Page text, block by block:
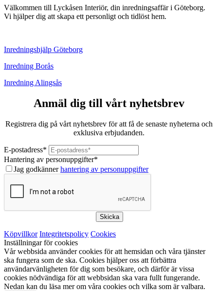
Välkommen till Lyckåsen Interiör, din inredningsaffär i Göteborg.
Vi hjälper dig att skapa ett personligt och tidlöst hem.
Inredningshjälp Göteborg
Inredning Borås
Inredning Alingsås
Anmäl dig till vårt nyhetsbrev
Registrera dig på vårt nyhetsbrev för att få de senaste nyheterna och
exklusiva erbjudanden.
E-postadress*
Hantering av personuppgifter*
Jag godkännerhantering av personuppgifter
Skicka
Köpvillkor Integritetspolicy Cookies
Inställningar för cookies
Vår webbsida använder cookies för att hemsidan och våra tjänster
ska fungera som de ska. Cookies hjälper oss att förbättra
användarvänligheten för dig som besökare, och därför är vissa
cookies nödvändiga för att webbsidan ska vara fullt fungerande.
Nedan kan du läsa mer om våra cookies och vilka som är valbara.